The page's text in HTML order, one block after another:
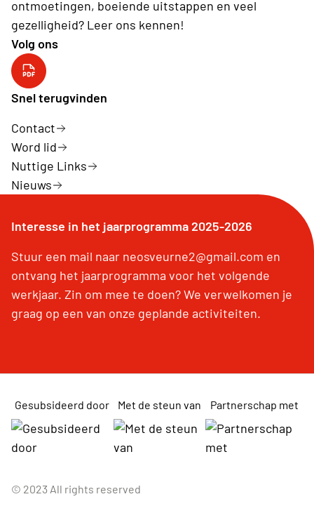
ontmoetingen, boeiende uitstappen en veel
gezelligheid? Leer ons kennen!
Volg ons
Snel terugvinden
Contact
Word lid
Nuttige Links
Nieuws
Interesse in het jaarprogramma 2025-2026
Stuur een mail naar neosveurne2@gmail.com en
ontvang het jaarprogramma voor het volgende
werkjaar. Zin om mee te doen? We verwelkomen je
graag op een van onze geplande activiteiten.
Gesubsideerd door Met de steun van Partnerschap met
© 2023 All rights reserved